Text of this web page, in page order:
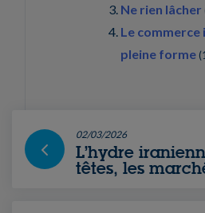
Ne rien lâcher
Le
pleine forme (
02/03/2026
L’hydre
têtes, les